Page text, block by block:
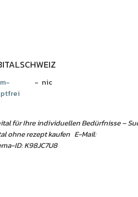
nic
für Ihre individuellen Bedürfnisse –
ohne rezept kaufen E-Mail:
ID: K98JC7U8